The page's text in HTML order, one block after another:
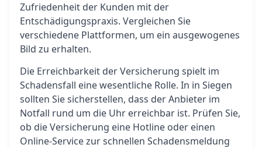
Zufriedenheit der Kunden mit der
Entschädigungspraxis. Vergleichen Sie
verschiedene Plattformen, um ein ausgewogenes
Bild zu erhalten.
Die Erreichbarkeit der Versicherung spielt im
Schadensfall eine wesentliche Rolle. In in Siegen
sollten Sie sicherstellen, dass der Anbieter im
Notfall rund um die Uhr erreichbar ist. Prüfen Sie,
ob die Versicherung eine Hotline oder einen
Online-Service zur schnellen Schadensmeldung